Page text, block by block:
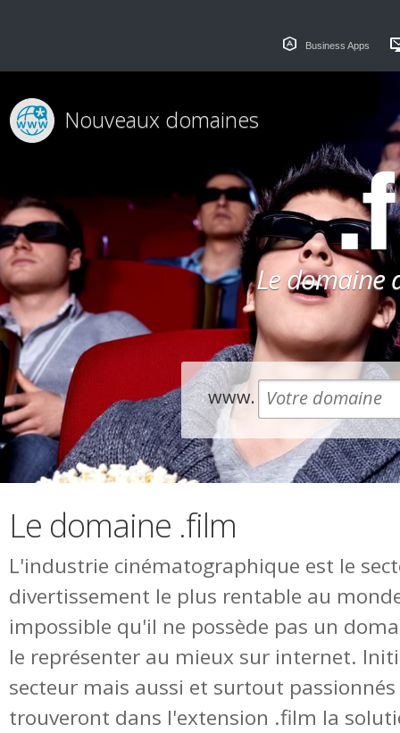
Business Apps
Le domaine
Nouveaux domaines
www.
Le domaine .film
L'industrie cinématographique est le
divertissement le plus rentable au
impossible qu'il ne possède pas un
le représenter au mieux sur internet.
secteur mais aussi et surtout
trouveront dans l'extension .film la